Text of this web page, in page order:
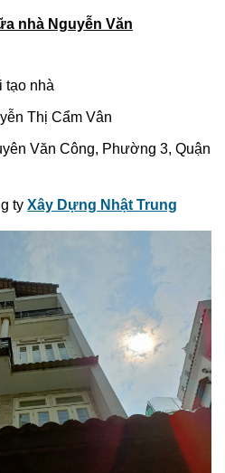
nhà Nguyễn Văn
tạo nhà
Thị Cẩm Vân
Văn Công, Phường 3, Quận
ty Xây Dựng Nhật Trung